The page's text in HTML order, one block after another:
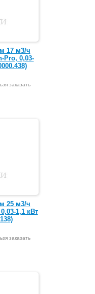
17 м3/ч
Pro, 0,03-
заказать
25 м3/ч
1,1 кВт
заказать